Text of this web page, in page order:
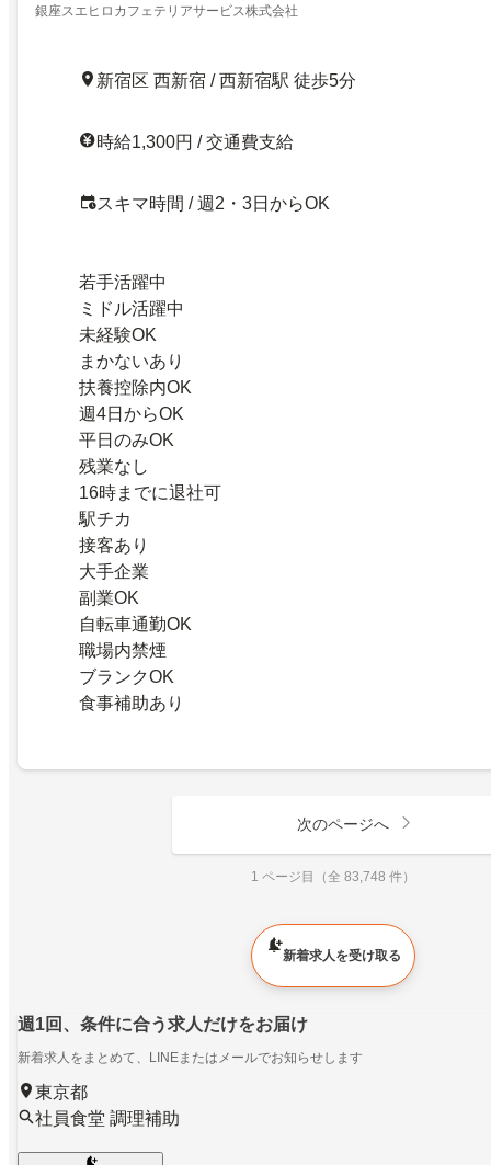
銀座スエヒロカフェテリアサービス株式会社
新宿区 西新宿 / 西新宿駅 徒歩5分
時給1,300円 / 交通費支給
スキマ時間 / 週2・3日からOK
若手活躍中
ミドル活躍中
未経験OK
まかないあり
扶養控除内OK
週4日からOK
平日のみOK
残業なし
16時までに退社可
駅チカ
接客あり
大手企業
副業OK
自転車通勤OK
職場内禁煙
ブランクOK
食事補助あり
次のページへ
1 ページ目（全 83,748 件）
新着求人を受け取る
週1回、条件に合う求人だけをお届け
新着求人をまとめて、LINEまたはメールでお知らせします
東京都
社員食堂 調理補助